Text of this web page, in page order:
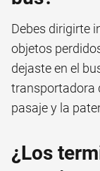
Debes dirigirte
objetos
dejaste en el
transportadora
pasaje y la
¿Los